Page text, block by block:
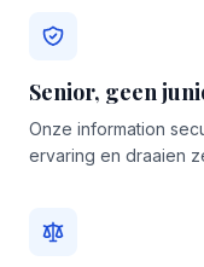
Senior, geen
Onze information
ervaring en draaien